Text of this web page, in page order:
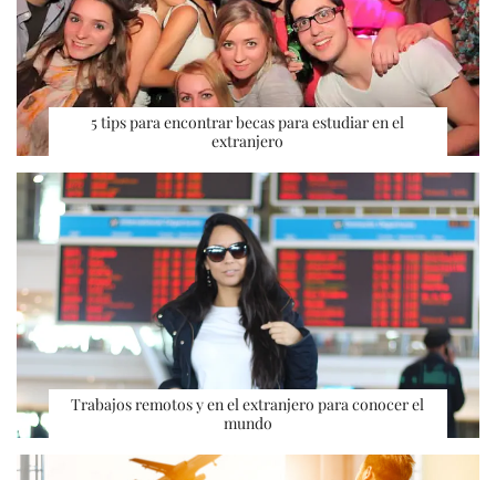
5 tips para encontrar becas para estudiar en el
extranjero
Trabajos remotos y en el extranjero para conocer el
mundo